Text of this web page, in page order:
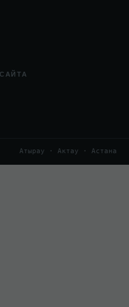
Атырау · Актау · Астана